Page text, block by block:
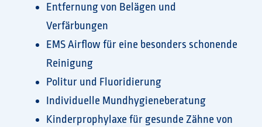
Entfernung von Belägen und
Verfärbungen
EMS Airflow für eine besonders schonende
Reinigung
Politur und Fluoridierung
Individuelle Mundhygieneberatung
Kinderprophylaxe für gesunde Zähne von